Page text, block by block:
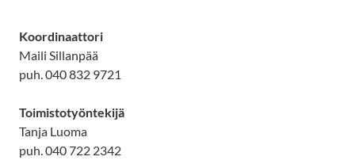
Koordinaattori
Maili Sillanpää
puh. 040 832 9721
Toimistotyöntekijä
Tanja Luoma
puh. 040 722 2342